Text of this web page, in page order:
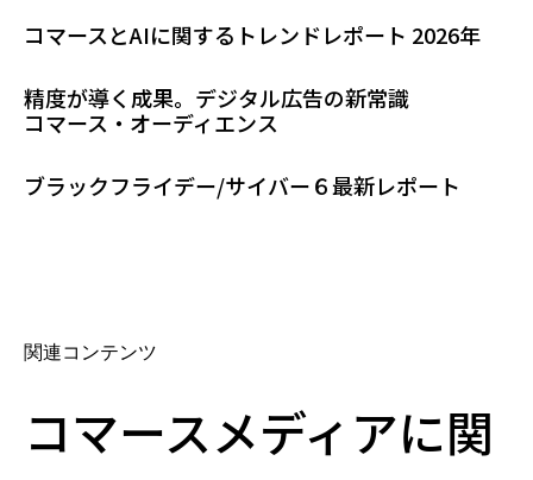
コマースとAIに関するトレンドレポート 2026年
精度が導く成果。デジタル広告の新常識
コマース・オーディエンス
ブラックフライデー/サイバー６最新レポート
関連コンテンツ
コマースメディアに関